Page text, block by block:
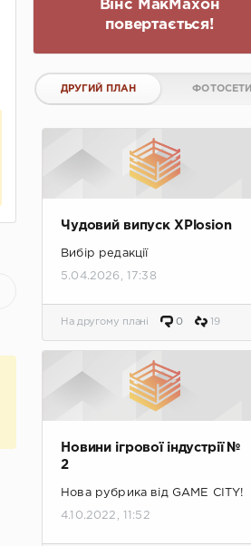
Вінс МакМахон
повертається!
ДРУГИЙ ПЛАН ФОТОСЕТИ
Чудовий випуск XPlosion
Вибір редакції
5.04.2026, 17:38
На другому плані 0 19
Новини ігрової індустрії №
2
Нова рубрика від GAME CITY!
4.10.2022, 11:52